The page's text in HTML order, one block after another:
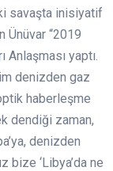
savaşta inisiyatif
Ünüvar “2019
Anlaşması yaptı.
denizden gaz
haberleşme
dendiği zaman,
denizden
bize ‘Libya’da ne